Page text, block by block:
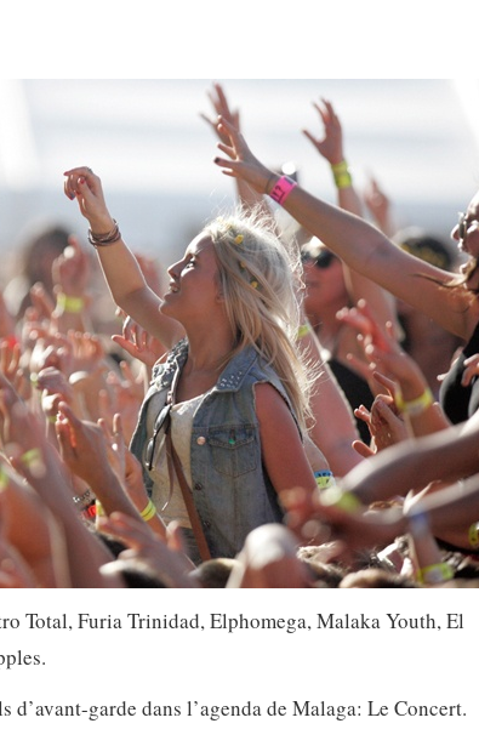
Total, Furia Trinidad, Elphomega, Malaka Youth, El
d’avant-garde dans l’agenda de Malaga: Le Concert.